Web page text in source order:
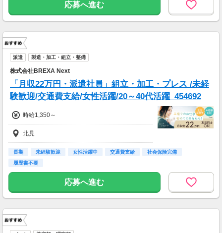
応募へ進む
派遣 製造・加工・組立・整備
株式会社BREXA Next
「月収22万円・派遣社員」組立・加工・プレス /未経
験歓迎/交通費支給/女性活躍/20～40代活躍_454692
時給1,350～
北見
長期 未経験歓迎 女性活躍中 交通費支給
社会保険完備
履歴書不要
応募へ進む